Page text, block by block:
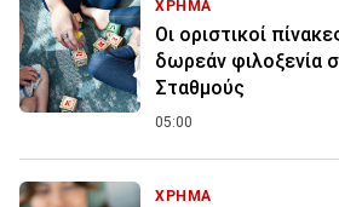
ΧΡΗΜΑ
Οι οριστικοί
δωρεάν φιλοξενία
Σταθμούς
05:00
ΧΡΗΜΑ